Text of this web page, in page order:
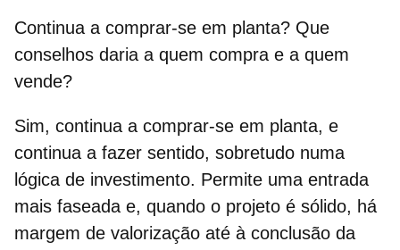
Continua a comprar-se em planta? Que
conselhos daria a quem compra e a quem
vende?
Sim, continua a comprar-se em planta, e
continua a fazer sentido, sobretudo numa
lógica de investimento. Permite uma entrada
mais faseada e, quando o projeto é sólido, há
margem de valorização até à conclusão da